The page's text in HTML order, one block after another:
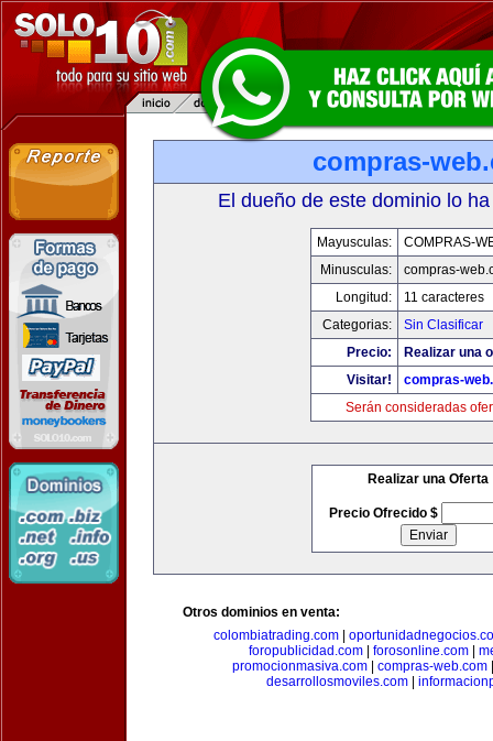
compras-
El dueño de este dominio lo
Mayusculas:
COMPRAS-
Minusculas:
compras-
Longitud:
11 caracteres
Categorias:
Sin Clasificar
Precio:
Realizar una
Visitar!
compras-
Serán consideradas
Realizar una Oferta
Precio Ofrecido $
Otros dominios en venta:
colombiatrading.com|
foropublicidad.com
forosonline.com
promocionmasiva.com| compras-web.com
desarrollosmoviles.com|